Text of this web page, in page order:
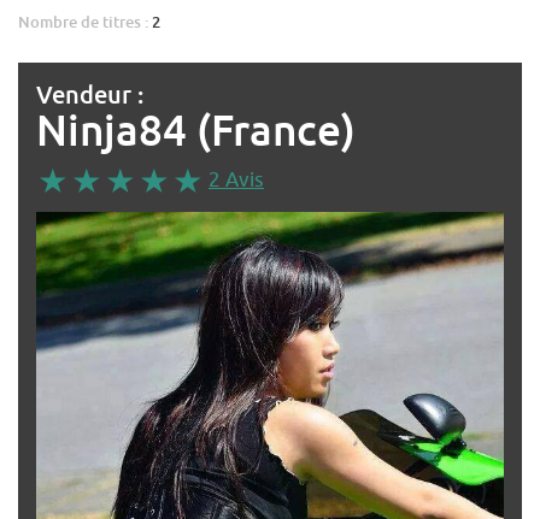
Nombre de titres :2
Vendeur :
Ninja84 (France)
2 Avis